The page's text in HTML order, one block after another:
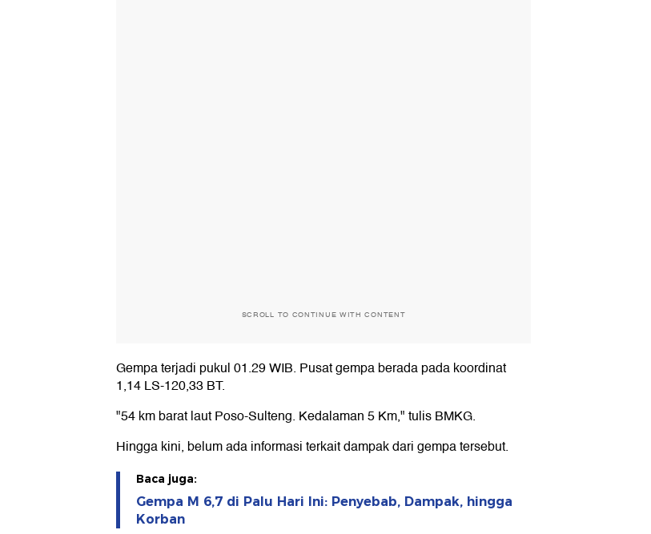
SCROLL TO CONTINUE WITH CONTENT
Gempa terjadi pukul 01.29 WIB. Pusat gempa berada pada koordinat
1,14 LS-120,33 BT.
"54 km barat laut Poso-Sulteng. Kedalaman 5 Km," tulis BMKG.
Hingga kini, belum ada informasi terkait dampak dari gempa tersebut.
Baca juga:
Gempa M 6,7 di Palu Hari Ini: Penyebab, Dampak, hingga
Korban